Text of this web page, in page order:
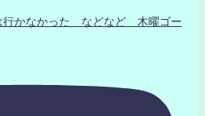
行かなかった などなど 木曜ゴー